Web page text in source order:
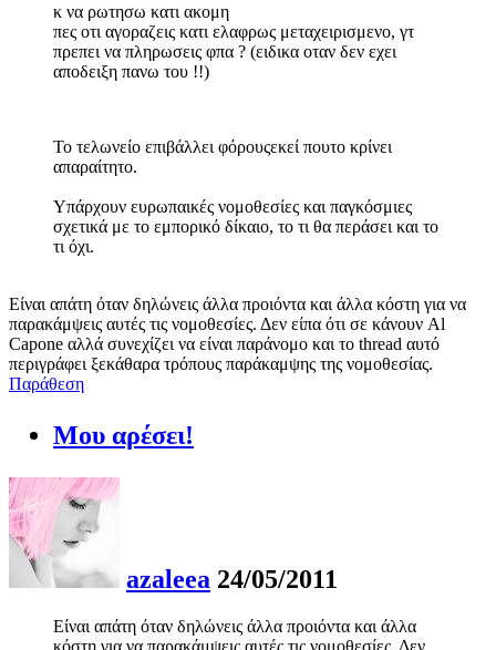
κ να ρωτησω κατι ακομη
πες οτι αγοραζεις κατι ελαφρως μεταχειρισμενο, γτ
πρεπει να πληρωσεις φπα ? (ειδικα οταν δεν εχει
αποδειξη πανω του !!)
Το τελωνείο επιβάλλει φόρουςεκεί πουτο κρίνει
απαραίτητο.
Υπάρχουν ευρωπαικές νομοθεσίες και παγκόσμιες
σχετικά με το εμπορικό δίκαιο, το τι θα περάσει και το
τι όχι.
Είναι απάτη όταν δηλώνεις άλλα προιόντα και άλλα κόστη για να
παρακάμψεις αυτές τις νομοθεσίες. Δεν είπα ότι σε κάνουν Al
Capone αλλά συνεχίζει να είναι παράνομο και το thread αυτό
περιγράφει ξεκάθαρα τρόπους παράκαμψης της νομοθεσίας.
Παράθεση
Μου αρέσει!
azaleea 24/05/2011
Είναι απάτη όταν δηλώνεις άλλα προιόντα και άλλα
κόστη για να παρακάμψεις αυτές τις νομοθεσίες. Δεν